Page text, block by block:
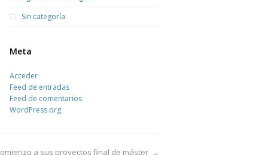
Sin categoría
Meta
Acceder
Feed de entradas
Feed de comentarios
WordPress.org
a sus proyectos final de máster →